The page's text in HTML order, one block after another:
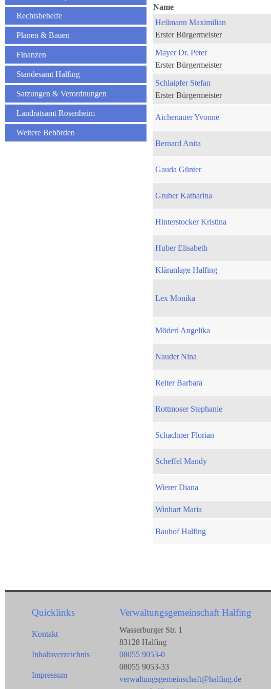
Rechtsbehelfe
Planen & Bauen
Finanzen
Standesamt Halfing
Satzungen & Verordnungen
Landratsamt Rosenheim
Weitere Behörden
Name
Heilmann Maximilian
Erster Bürgermeister
Mayer Dr. Peter
Erster Bürgermeister
Schlaipfer Stefan
Erster Bürgermeister
Aichenauer Yvonne
Bernard Anita
Gauda Günter
Gruber Katharina
Hinterstocker Kristina
Huber Elisabeth
Kläranlage Halfing
Lex Monika
Möderl Angelika
Naudet Nina
Reiter Barbara
Rottmoser Stephanie
Schachner Florian
Scheffel Mandy
Wierer Diana
Winhart Maria
Bauhof Halfing
Quicklinks
Kontakt
Inhaltsverzeichnis
Impressum
Verwaltungsgemeinschaft Halfing
Wasserburger Str. 1
83128 Halfing
08055 9053-0
08055 9053-33
verwaltungsgemeinschaft@halfing.de